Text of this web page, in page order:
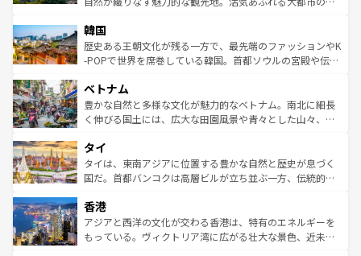
ワイを、存分に味わってほしい。 なお、新着のハワイ情報
はコンテンツ一覧を参照してほしい。
いる。アクティビティも充実しており、サーフィンやダイ
ビング、ハイキングなど、アウトドア好きにはたまらな
い。オーストラリアの多彩な魅力を存分に味わいつくそ
参照してほしい。
ン）、静ひつな山岳地帯である台湾東部など、都市の喧騒
と山間の静けさが共存しており、訪れる人に新しい発見と
驚きをもたらしてくれる。また、奥深い台湾の食文化も魅
容にもいいと評判のスイーツなど、バラエティ豊かな料理
が味わえる。 なお、新着の台湾情報は コンテンツ一覧を参
照してほしい。
韓国
歴史ある王朝文化が残る一方で、最先端のファッションやK
-POPで世界を席巻している韓国。首都ソウルの宮殿や伝統
き、地方に足を延ばせば四季折々の自然美を楽しむことが
できる。そして、キムチや焼肉、絶品のストリートフード
まで、さまざまな韓国料理が待っている。夜には、韓国な
リティに包まれながら、韓国の多彩な魅力を心ゆくまで味
わってみてほしい。 なお、新着の韓国情報はコンテンツ一
覧を参照してほしい。
ベトナム
豊かな自然と多様な文化が魅力的なベトナム。南北に細長
く伸びる国土には、広大な田園風景や青々とした山々、世
急速な発展と共に伝統が息づく。ハノイの古い町並みやホ
ーチミン市のフランス統治時代の建物も、独特の雰囲気を
醸し出している。また、バラエティの豊かさとおいしさで
とつ。フォーやバインミー、ベトナムコーヒーなどは、ぜ
ひ現地で味わいたい。どの地域を訪れてもあたたかい人々
が旅行者を迎えてくれるので、きっと忘れられない旅にな
タイ
タイは、東南アジアに位置する豊かな自然と歴史が息づく
国だ。首都バンコクは高層ビルが立ち並ぶ一方、伝統的な
の活気が交差している。北部ではチェンマイなどの山岳地
帯で自然と触れ合い、南部ではプーケットやクラビの美し
いビーチでリゾート気分を楽しむことができる。タイ料理
香港
アジアと西洋の文化が交わる香港は、特有のエネルギーを
もっている。ヴィクトリア湾に広がる壮大な景色、近未来